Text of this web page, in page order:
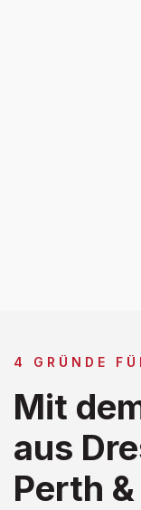
4 GRÜNDE
Mit
aus
Perth